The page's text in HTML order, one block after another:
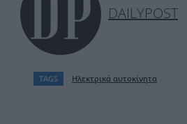
DAILYPOST
TAGS Ηλεκτρικά αυτοκίνητα